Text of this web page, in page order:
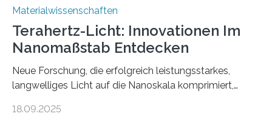
Materialwissenschaften
Terahertz-Licht: Innovationen Im
Nanomaßstab Entdecken
Neue Forschung, die erfolgreich leistungsstarkes,
langwelliges Licht auf die Nanoskala komprimiert,
optoelektronischen Geräten ermöglichen, geleitet von
18.09.2025